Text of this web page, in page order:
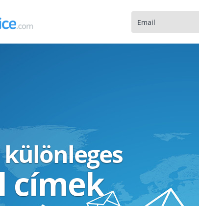
különleges
címek